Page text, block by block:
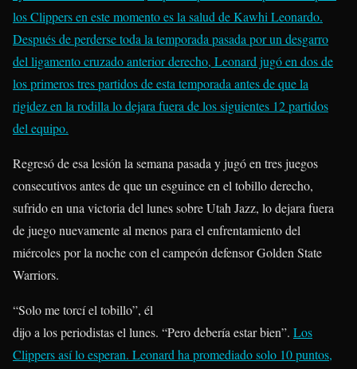
los Clippers en este momento es la salud de Kawhi Leonardo.
Después de perderse toda la temporada pasada por un desgarro
del ligamento cruzado anterior derecho, Leonard jugó en dos de
los primeros tres partidos de esta temporada antes de que la
rigidez en la rodilla lo dejara fuera de los siguientes 12 partidos
del equipo.
Regresó de esa lesión la semana pasada y jugó en tres juegos
consecutivos antes de que un esguince en el tobillo derecho,
sufrido en una victoria del lunes sobre Utah Jazz, lo dejara fuera
de juego nuevamente al menos para el enfrentamiento del
miércoles por la noche con el campeón defensor Golden State
Warriors.
“Solo me torcí el tobillo”, él
dijo a los periodistas el lunes. “Pero debería estar bien”. Los
Clippers así lo esperan. Leonard ha promediado solo 10 puntos,